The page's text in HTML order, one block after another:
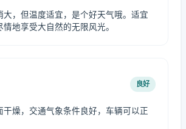
大，但温度适宜，是个好天气哦。适宜
地享受大自然的无限风光。
良好
干燥，交通气象条件良好，车辆可以正